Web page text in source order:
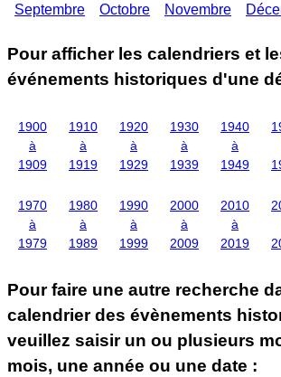
Septembre Octobre Novembre
Pour afficher les calendriers et
événements historiques d'une
1900
à
1909
1910
à
1919
1920
à
1929
1930
à
1939
1940
à
1949
1970
à
1979
1980
à
1989
1990
à
1999
2000
à
2009
2010
à
2019
Pour faire une autre recherche
calendrier des évènements
veuillez saisir un ou plusieurs
mois, une année ou une date :